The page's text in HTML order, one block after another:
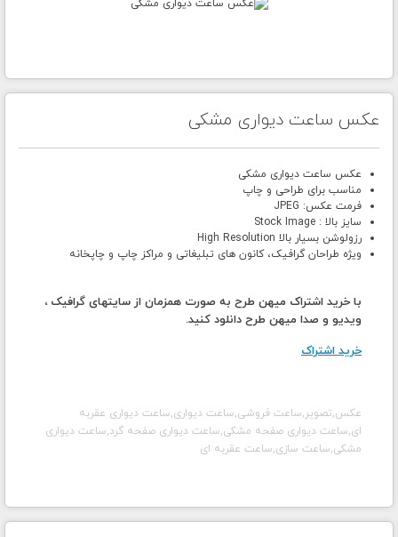
عکس ساعت دیواری مشکی
عکس ساعت دیواری مشکی
مناسب برای طراحی و چاپ
فرمت عکس: JPEG
سایز بالا : Stock Image
رزولوشن بسیار بالا High Resolution
ویژه طراحان گرافیک، کانون های تبلیغاتی و مراکز چاپ و چاپخانه
با خرید اشتراک میهن طرح به صورت همزمان از سایتهای گرافیک ،
ویدیو و صدا میهن طرح دانلود کنید.
خرید اشتراک
عکس,تصویر,ساعت فروشی,ساعت دیواری,ساعت دیواری عقربه
ای,ساعت دیواری صفحه مشکی,ساعت دیواری صفحه گرد,ساعت دیواری
مشکی,ساعت سازی,ساعت عقربه ای